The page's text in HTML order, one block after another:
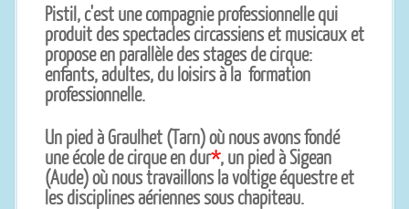
Pistil, c'est une compagnie professionnelle qui
produit des spectacles circassiens et musicaux et
propose en parallèle des stages de cirque:
enfants, adultes, du loisirs à la formation
professionnelle.
Un pied à Graulhet (Tarn) où nous avons fondé
une école de cirque en dur*, un pied à Sigean
(Aude) où nous travaillons la voltige équestre et
les disciplines aériennes sous chapiteau.